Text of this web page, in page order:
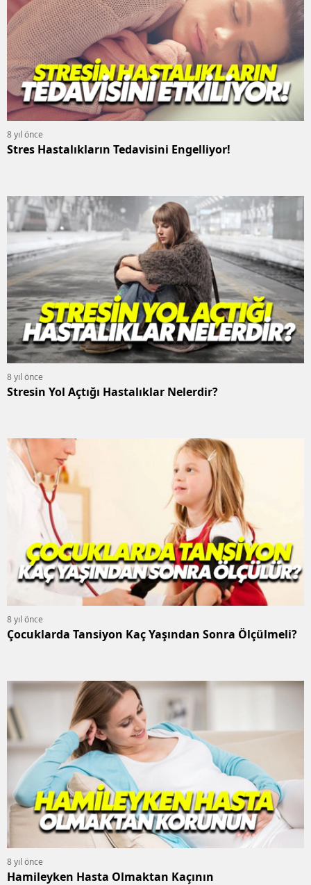
8 yıl önce
Stres Hastalıkların Tedavisini Engelliyor!
8 yıl önce
Stresin Yol Açtığı Hastalıklar Nelerdir?
8 yıl önce
Çocuklarda Tansiyon Kaç Yaşından Sonra Ölçülmeli?
8 yıl önce
Hamileyken Hasta Olmaktan Kaçının